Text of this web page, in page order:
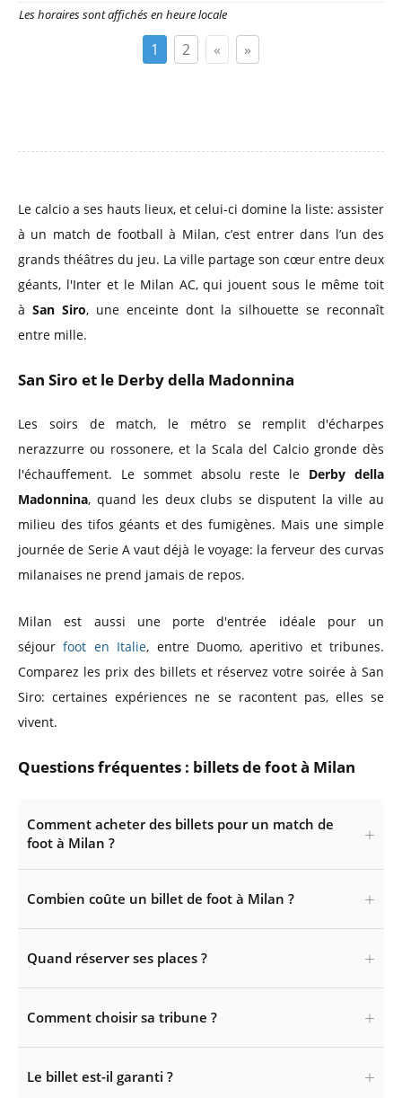
Les horaires sont affichés en heure locale
1 2 « »
Le calcio a ses hauts lieux, et celui-ci domine la liste: assister
à un match de football à Milan, c’est entrer dans l’un des
grands théâtres du jeu. La ville partage son cœur entre deux
géants, l'Inter et le Milan AC, qui jouent sous le même toit
à San Siro, une enceinte dont la silhouette se reconnaît
entre mille.
San Siro et le Derby della Madonnina
Les soirs de match, le métro se remplit d'écharpes
nerazzurre ou rossonere, et la Scala del Calcio gronde dès
l'échauffement. Le sommet absolu reste le Derby della
Madonnina, quand les deux clubs se disputent la ville au
milieu des tifos géants et des fumigènes. Mais une simple
journée de Serie A vaut déjà le voyage: la ferveur des curvas
milanaises ne prend jamais de repos.
Milan est aussi une porte d'entrée idéale pour un
séjourfoot en Italie, entre Duomo, aperitivo et tribunes.
Comparez les prix des billets et réservez votre soirée à San
Siro: certaines expériences ne se racontent pas, elles se
vivent.
Questions fréquentes : billets de foot à Milan
Comment acheter des billets pour un match de
foot à Milan ?
Combien coûte un billet de foot à Milan ?
Quand réserver ses places ?
Comment choisir sa tribune ?
Le billet est-il garanti ?